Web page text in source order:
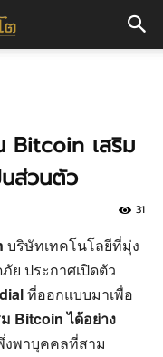
Bitcoin เสริม
ส่วนตัว
31
บริษัทเทคโนโลยีที่มุ่ง
ย ประกาศเปิดตัว
ที่ออกแบบมาเพื่อ
Bitcoin ได้อย่าง
งพาบุคคลที่สาม